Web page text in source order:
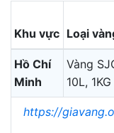
Khu vực Loại
Hồ Chí
Minh
Vàng
10L, 1KG
https://